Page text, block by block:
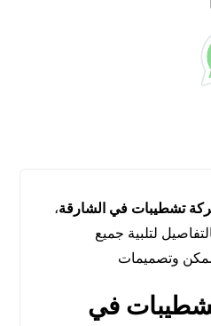
تشطيبات في الشارقة،
لتلبية جميع
وتصميمات
في